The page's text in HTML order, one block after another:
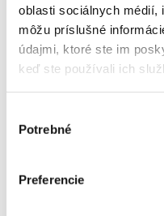
oblasti sociálnych médií,
môžu príslušné
údajmi, ktoré ste im
keď ste používali ich
súhlasu
Potrebné
Preferencie